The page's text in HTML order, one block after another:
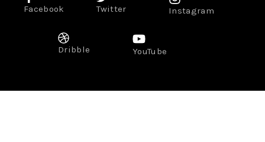
Facebook Twitter Instagram
Dribble YouTube